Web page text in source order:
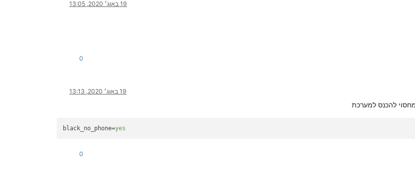
19 באוג׳ 2020, 13:05
0
19 באוג׳ 2020, 13:13
להכנס למערכת
black_no_phone=yes
0